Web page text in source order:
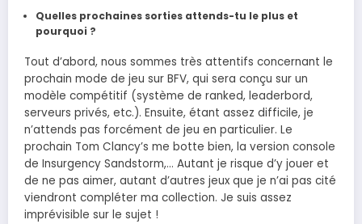
Quelles prochaines sorties attends-tu le plus et
pourquoi ?
Tout d’abord, nous sommes très attentifs concernant le
prochain mode de jeu sur BFV, qui sera conçu sur un
modèle compétitif (système de ranked, leaderbord,
serveurs privés, etc.). Ensuite, étant assez difficile, je
n’attends pas forcément de jeu en particulier. Le
prochain Tom Clancy’s me botte bien, la version console
de Insurgency Sandstorm,… Autant je risque d’y jouer et
de ne pas aimer, autant d’autres jeux que je n’ai pas cité
viendront compléter ma collection. Je suis assez
imprévisible sur le sujet !